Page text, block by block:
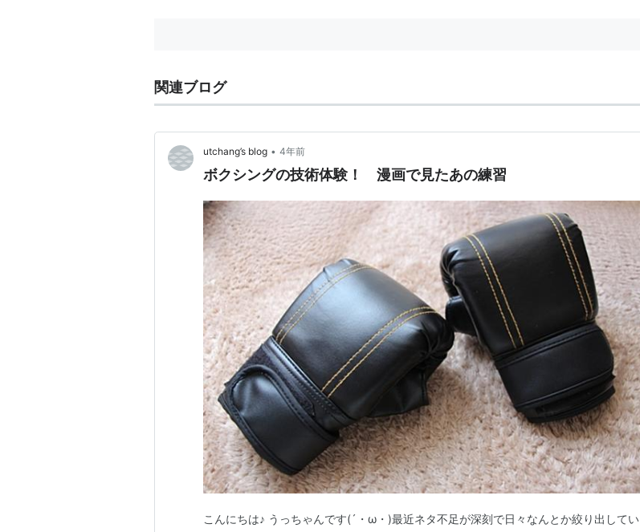
関連ブログ
utchang’s blog • 4年前
ボクシングの技術体験！ 漫画で見たあの練習
こんにちは♪ うっちゃんです(´・ω・)最近ネタ不足が深刻で日々なんとか絞り出してい